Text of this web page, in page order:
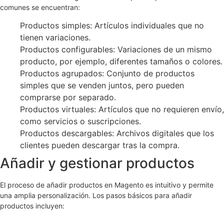
comunes se encuentran:
Productos simples: Artículos individuales que no
tienen variaciones.
Productos configurables: Variaciones de un mismo
producto, por ejemplo, diferentes tamaños o colores.
Productos agrupados: Conjunto de productos
simples que se venden juntos, pero pueden
comprarse por separado.
Productos virtuales: Artículos que no requieren envío,
como servicios o suscripciones.
Productos descargables: Archivos digitales que los
clientes pueden descargar tras la compra.
Añadir y gestionar productos
El proceso de añadir productos en Magento es intuitivo y permite
una amplia personalización. Los pasos básicos para añadir
productos incluyen: